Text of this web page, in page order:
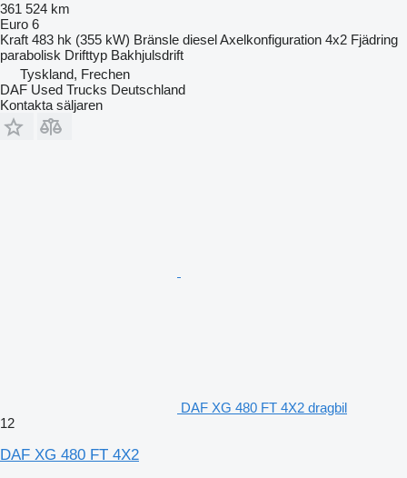
361 524 km
Euro 6
Kraft 483 hk (355 kW) Bränsle dieselAxelkonfiguration 4x2 Fjädring
parabolisk Drifttyp Bakhjulsdrift
Tyskland, Frechen
DAF Used Trucks Deutschland
Kontakta säljaren
DAF XG 480 FT 4X2 dragbil
12
DAF XG 480 FT 4X2